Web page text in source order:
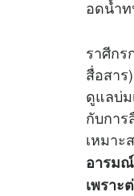
อดน้ำ
ราศีก
สื่อสาร
ดูแลบ่ม
กับการ
เหมา
อารมณ์
เพราะ